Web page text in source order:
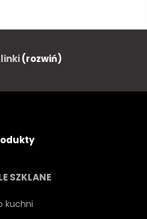
SEKSOWNY
DAMA
(rozwiń)
SZKLANE
kuchni